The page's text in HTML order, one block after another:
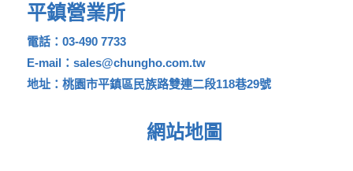
平鎮營業所
電話：03-490 7733
E-mail：sales@chungho.com.tw
地址：桃園市平鎮區民族路雙連二段118巷29號
網站地圖